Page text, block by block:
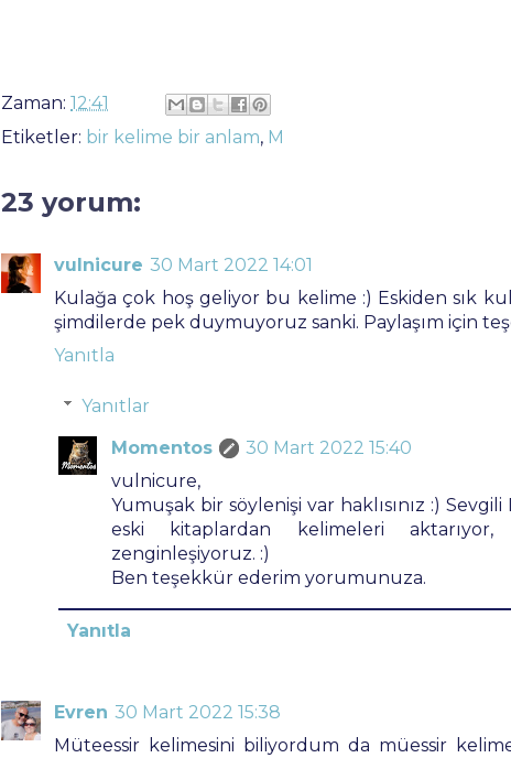
Zaman: 12:41
Etiketler: bir kelime bir anlam, M
23 yorum:
vulnicure 30 Mart 2022 14:01
Kulağa çok hoş geliyor bu kelime :) Eskiden sık
şimdilerde pek duymuyoruz sanki. Paylaşım için
Yanıtla
Yanıtlar
Momentos
30 Mart 2022 15:40
vulnicure,
Yumuşak bir söylenişi var haklısınız :)
eski kitaplardan kelimeleri
zenginleşiyoruz. :)
Ben teşekkür ederim yorumunuza.
Yanıtla
Evren 30 Mart 2022 15:38
Müteessir kelimesini biliyordum da müessir